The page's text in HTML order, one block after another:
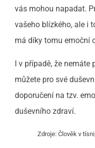
vás mohou napadat.
vašeho blízkého, ale i
má díky tomu emoční
I v případě, že nemáte
můžete pro své
doporučení na tzv.
duševního zdraví.
Zdroje: Člověk v tísni,